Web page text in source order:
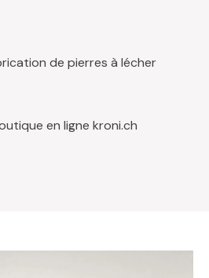
de pierres à lécher
en ligne kroni.ch